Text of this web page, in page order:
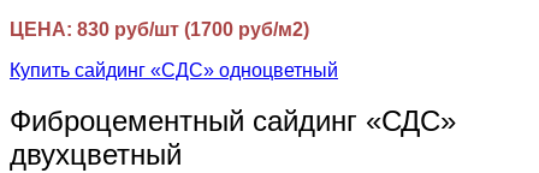
ЦЕНА: 830 руб/шт (1700 руб/м2)
Купить сайдинг «СДС» одноцветный
Фиброцементный сайдинг «СДС»
двухцветный